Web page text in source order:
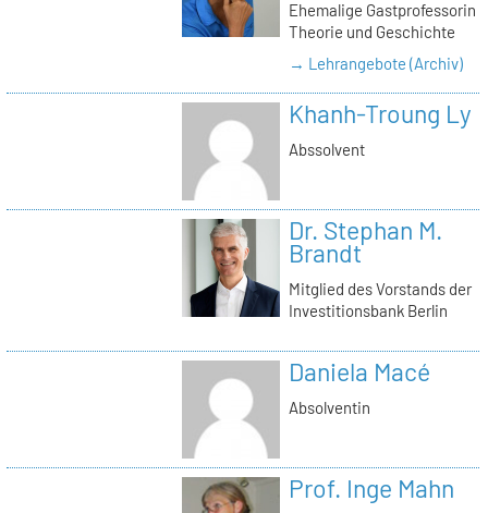
Ehemalige Gastprofessorin
Theorie und Geschichte
→ Lehrangebote (Archiv)
Khanh-Troung Ly
Abssolvent
Dr. Stephan M.
Brandt
Mitglied des Vorstands der
Investitionsbank Berlin
Daniela Macé
Absolventin
Prof. Inge Mahn